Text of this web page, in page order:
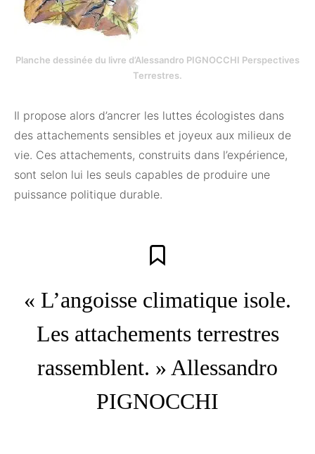
Planche dessinée du livre d’Alessandro PIGNOCCHI Perspectives
Terrestres.
Il propose alors d’ancrer les luttes écologistes dans
des attachements sensibles et joyeux aux milieux de
vie. Ces attachements, construits dans l’expérience,
sont selon lui les seuls capables de produire une
puissance politique durable.
« L’angoisse climatique isole.
Les attachements terrestres
rassemblent. » Allessandro
PIGNOCCHI